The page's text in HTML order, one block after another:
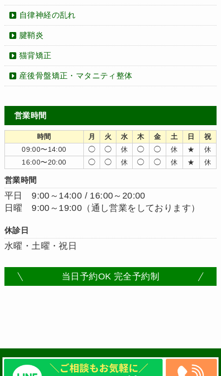
自律神経の乱れ
腱鞘炎
猫背矯正
産後骨盤矯正・マタニティ整体
営業時間
時間 月 火 水 木 金 土 日
祝
09:00〜14:00
◯ ◯ 休 ◯ ◯ 休 ★
休
16:00〜20:00
◯ ◯ 休 ◯ ◯ 休 ★ 休
営業時間
平日 9:00～14:00 / 16:00～20:00
日曜 9:00～19:00（通し営業をしております）
休診日
水曜・土曜・祝日
当日予約OK 完全予約制